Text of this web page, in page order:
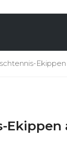
Ekippen